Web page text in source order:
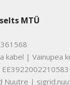
MTÜ
kabel | Vainupea
Nuutre |